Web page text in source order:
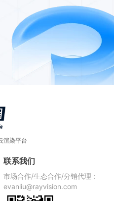
渲染平台
联系我们
市场合作/生态合作/分销代理：
evanliu@rayvision.com